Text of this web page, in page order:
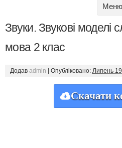
Меню
Звуки. Звукові моделі
мова 2 клас
Додав admin Опубліковано: Липень
Скачати